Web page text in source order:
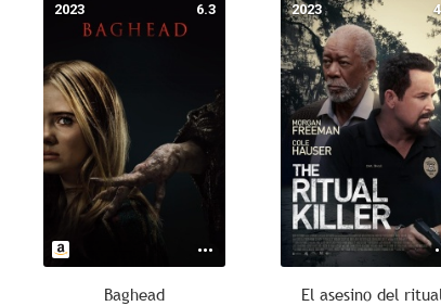
6.3
2023
Baghead
2023
El asesino del